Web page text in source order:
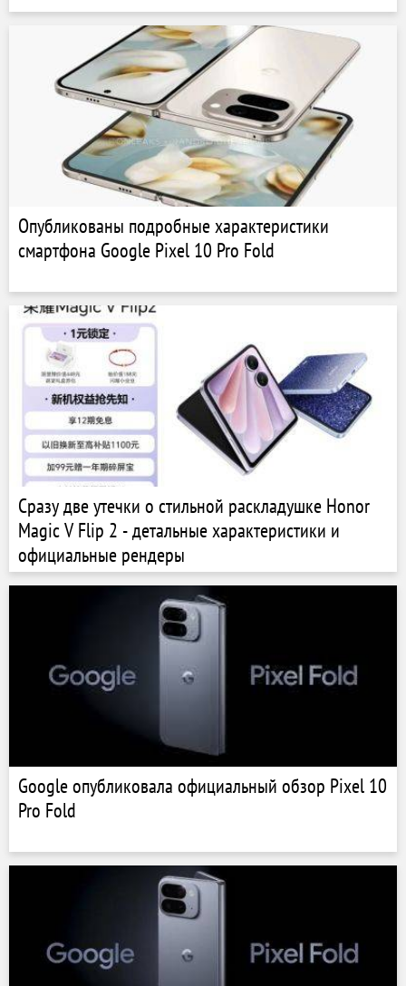
Опубликованы подробные характеристики
смартфона Google Pixel 10 Pro Fold
Сразу две утечки о стильной раскладушке Honor
Magic V Flip 2 - детальные характеристики и
официальные рендеры
Google опубликовала официальный обзор Pixel 10
Pro Fold